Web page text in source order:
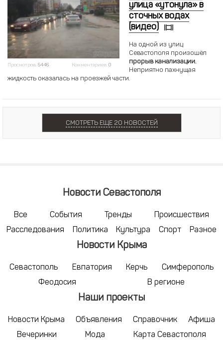
Просмотров: 5446 Комментариев: 0
улица «утонула» в
сточных водах
(видео)
На одной из улиц
Севастополя произошёл
прорыв канализации.
Неприятно пахнущая
жидкость оказалась на проезжей части.
СМОТРЕТЬ ЕЩЕ 20 НОВОСТЕЙ
Новости Севастополя
Все События Тренды
Происшествия
Расследования
Политика Культура Спорт Разное
Новости Крыма
Севастополь Евпатория Керчь
Симферополь
Феодосия
В регионе
Наши проекты
Новости Крыма Объявления Справочник
Афиша
Вечеринки
Мода Карта Севастополя